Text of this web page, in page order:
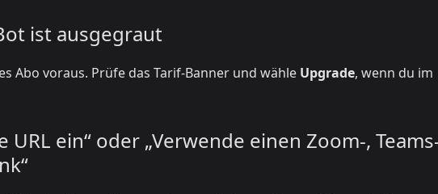
ist ausgegraut
Abo voraus. Prüfe das Tarif-Banner und wähle Upgrade, wenn du im
ein“ oder „Verwende einen Zoom-,